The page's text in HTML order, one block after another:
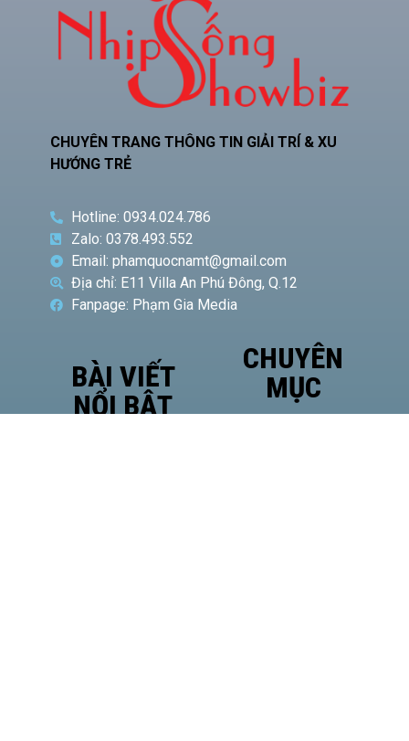
CHUYÊN TRANG THÔNG TIN GIẢI TRÍ & XU
HƯỚNG TRẺ
Hotline: 0934.024.786
Zalo: 0378.493.552
Email: phamquocnamt@gmail.com
Địa chỉ: E11 Villa An Phú Đông, Q.12
Fanpage: Phạm Gia Media
BÀI VIẾT
NỔI BẬT
CHUYÊN
MỤC